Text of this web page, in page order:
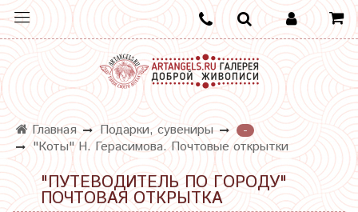
Главная Подарки, сувениры
-
"Коты" Н. Герасимова. Почтовые открытки
"ПУТЕВОДИТЕЛЬ ПО ГОРОДУ"
ПОЧТОВАЯ ОТКРЫТКА